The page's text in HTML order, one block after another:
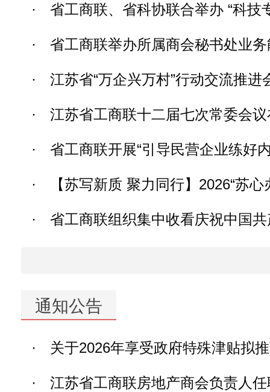
· 省工商联、省科协联合举办 “科技
· 省工商联举办所属商会秘书处业
· 江苏省“万企兴万村”行动交流推进
· 江苏省工商联十二届七次常委会
· 省工商联开展“引导民营企业练好
· 【苏写新质 聚力同行】2026“苏
· 省工商联组织集中收看庆祝中国
通知公告
· 关于2026年享受政府特殊津贴拟
· 江苏省工商联房地产商会负责人